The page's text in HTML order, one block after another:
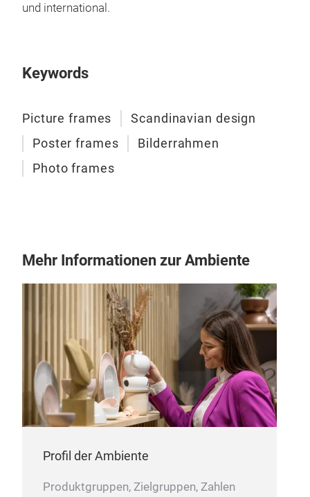
und international.
Keywords
Picture frames
Scandinavian design
Poster frames
Bilderrahmen
Photo frames
Mehr Informationen zur Ambiente
Profil der Ambiente
Produktgruppen, Zielgruppen, Zahlen